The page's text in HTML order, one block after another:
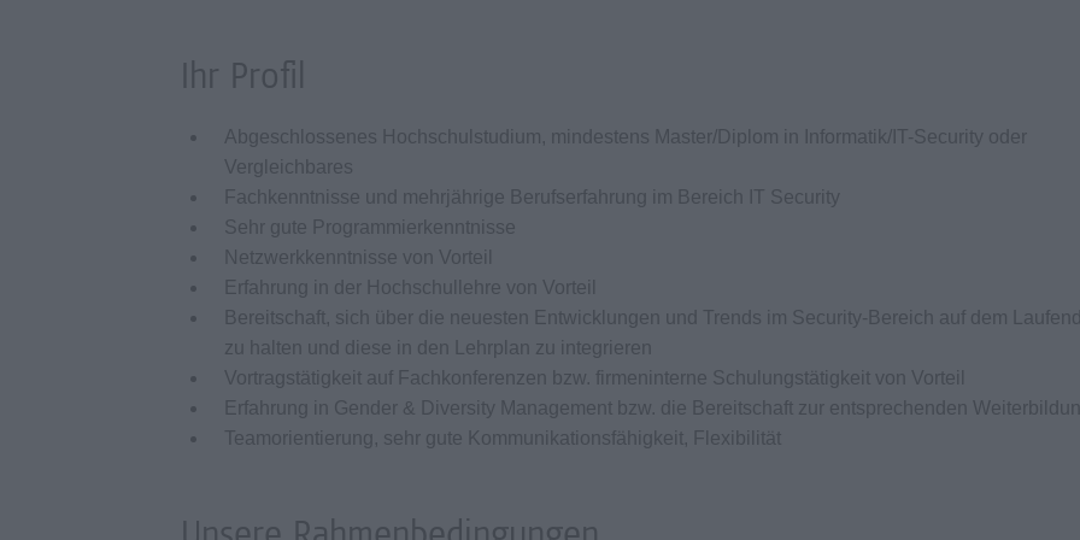
Ihr Profil
Abgeschlossenes Hochschulstudium, mindestens Master/Diplom in Informatik/IT-Security oder
Vergleichbares
Fachkenntnisse und mehrjährige Berufserfahrung im Bereich IT Security
Sehr gute Programmierkenntnisse
Netzwerkkenntnisse von Vorteil
Erfahrung in der Hochschullehre von Vorteil
Bereitschaft, sich über die neuesten Entwicklungen und Trends im Security-Bereich auf dem
zu halten und diese in den Lehrplan zu integrieren
Vortragstätigkeit auf Fachkonferenzen bzw. firmeninterne Schulungstätigkeit von Vorteil
Erfahrung in Gender & Diversity Management bzw. die Bereitschaft zur entsprechenden
Teamorientierung, sehr gute Kommunikationsfähigkeit, Flexibilität